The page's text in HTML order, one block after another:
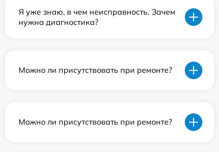
Я уже знаю, в чем неисправность. Зачем
нужна диагностика?
Можно ли присутствовать при ремонте?
Можно ли присутствовать при ремонте?